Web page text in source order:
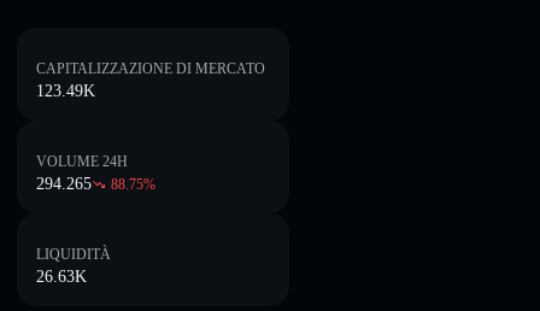
CAPITALIZZAZIONE DI MERCATO
123.49K
VOLUME 24H
294.265 88.75%
LIQUIDITÀ
26.63K